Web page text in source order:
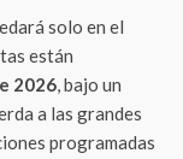
solo en el
están
2026, bajo un
a las grandes
programadas